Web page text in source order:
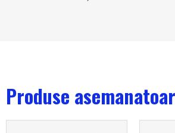
Produse